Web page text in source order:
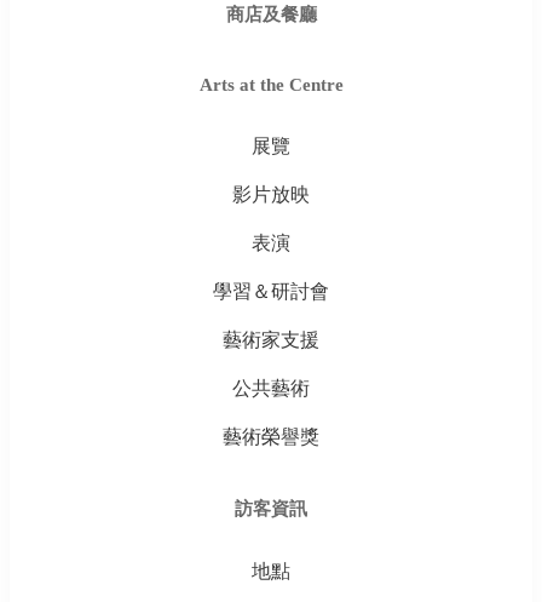
商店及餐廳
Arts at the Centre
展覽
影片放映
表演
學習＆研討會
藝術家支援
公共藝術
藝術榮譽獎
訪客資訊
地點